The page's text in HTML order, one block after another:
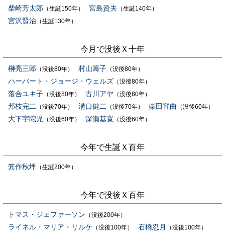
柴崎芳太郎 （生誕150年） 宮島資夫 （生誕140年）
宮沢賢治 （生誕130年）
今月で没後Ｘ十年
榊亮三郎 （没後80年） 村山籌子 （没後80年）
ハーバート・ジョージ・ウェルズ （没後80年）
落合ユキ子 （没後80年） 古川アヤ （没後80年）
邦枝完二 （没後70年） 溝口健二 （没後70年） 柴田宵曲 （没後60年）
大下宇陀児 （没後60年） 深瀬基寛 （没後60年）
今年で生誕Ｘ百年
箕作秋坪 （生誕200年）
今年で没後Ｘ百年
トマス・ジェファーソン （没後200年）
ライネル・マリア・リルケ （没後100年） 石橋忍月 （没後100年）